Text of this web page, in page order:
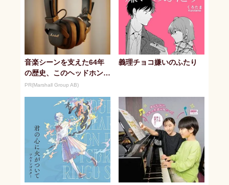
音楽シーンを支えた64年
の歴史、このヘッドホンで
感じてみて
PR(Marshall Group AB)
義理チョコ嫌いのふたり